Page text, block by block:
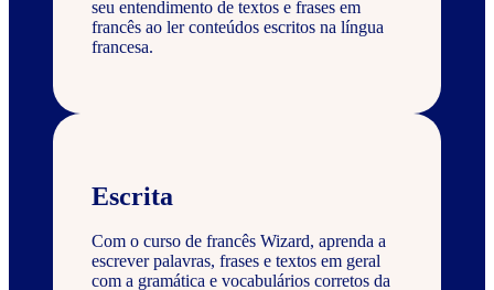
seu entendimento de textos e frases em
francês ao ler conteúdos escritos na língua
francesa.
Escrita
Com o curso de francês Wizard, aprenda a
escrever palavras, frases e textos em geral
com a gramática e vocabulários corretos da